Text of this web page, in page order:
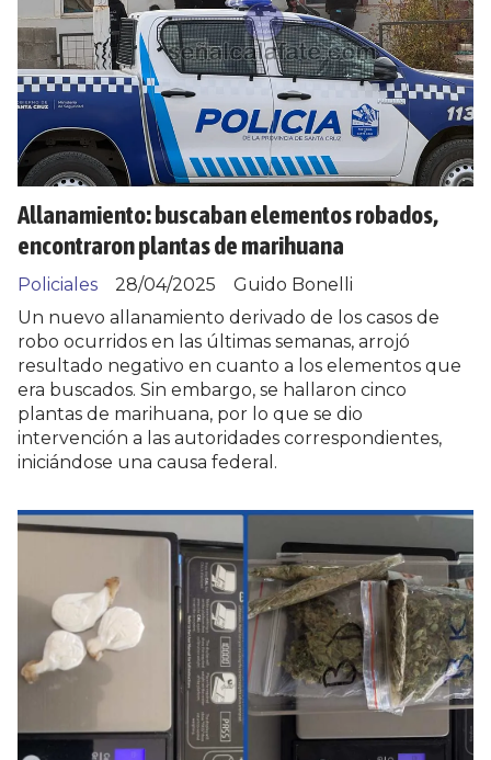
Allanamiento: buscaban elementos robados,
encontraron plantas de marihuana
Guido Bonelli
Policiales
28/04/2025
Un nuevo allanamiento derivado de los casos de
robo ocurridos en las últimas semanas, arrojó
resultado negativo en cuanto a los elementos que
era buscados. Sin embargo, se hallaron cinco
plantas de marihuana, por lo que se dio
intervención a las autoridades correspondientes,
iniciándose una causa federal.